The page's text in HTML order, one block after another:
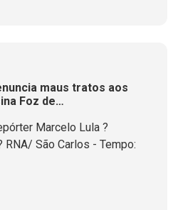
maus tratos aos
Foz de
Marcelo Lula ?
São Carlos - Tempo: